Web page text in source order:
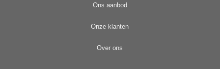
Ons aanbod
Onze klanten
Over ons